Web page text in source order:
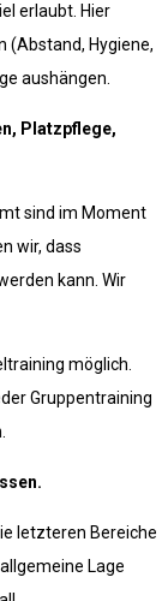
erlaubt. Hier
(Abstand, Hygiene,
aushängen.
Platzpflege,
sind im Moment
wir, dass
kann. Wir
möglich.
Gruppentraining
letzteren Bereiche
Lage